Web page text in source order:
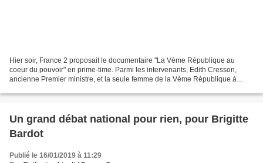
Hier soir, France 2 proposait le documentaire "La Vème République au
coeur du pouvoir" en prime-time. Parmi les intervenants, Edith Cresson,
ancienne Premier ministre, et la seule femme de la Vème République à
Un grand débat national pour rien, pour Brigitte
Bardot
Publié le 16/01/2019 à 11:29